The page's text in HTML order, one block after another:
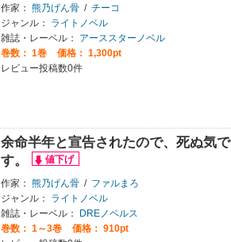
作家： 熊乃げん骨 / チーコ
ジャンル：
ライトノベル
雑誌・レーベル：
アーススターノベル
巻数： 1巻
価格： 1,300pt
レビュー投稿数0件
余命半年と宣告されたので、死ぬ気
す。
作家： 熊乃げん骨 / ファルまろ
ジャンル：
ライトノベル
雑誌・レーベル：
DREノベルス
巻数： 1～3巻
価格： 910pt